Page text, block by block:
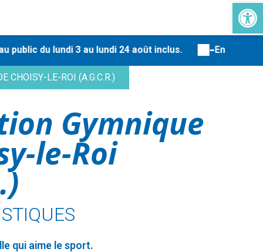
Ouvrir
du lundi 3 au lundi 24 août inclus. - En raison
CHOISY-LE-ROI (A.G.C.R.)
Gymnique
le-Roi
qui aime le sport.